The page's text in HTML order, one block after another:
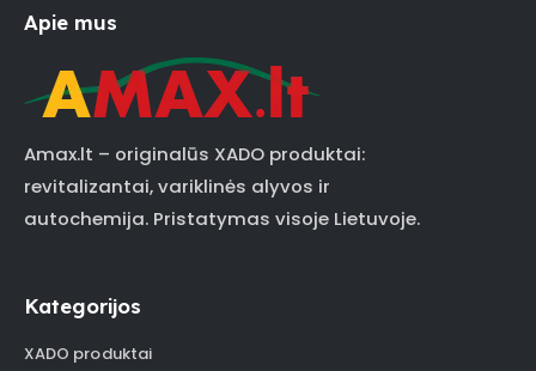
Apie mus
Amax.lt – originalūs XADO produktai:
revitalizantai, variklinės alyvos ir
autochemija. Pristatymas visoje Lietuvoje.
Kategorijos
XADO produktai